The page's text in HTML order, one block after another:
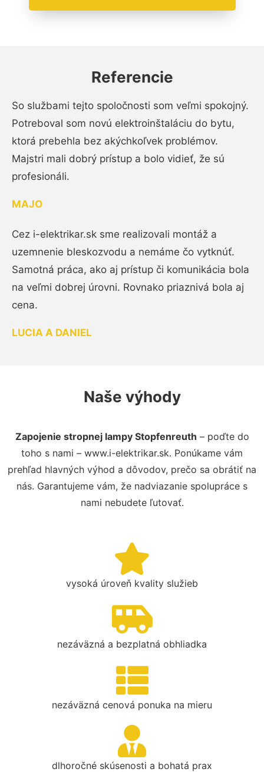
Referencie
So službami tejto spoločnosti som veľmi spokojný.
Potreboval som novú elektroinštaláciu do bytu,
ktorá prebehla bez akýchkoľvek problémov.
Majstri mali dobrý prístup a bolo vidieť, že sú
profesionáli.
MAJO
Cez i-elektrikar.sk sme realizovali montáž a
uzemnenie bleskozvodu a nemáme čo vytknúť.
Samotná práca, ako aj prístup či komunikácia bola
na veľmi dobrej úrovni. Rovnako priaznivá bola aj
cena.
LUCIA A DANIEL
Naše výhody
Zapojenie stropnej lampy Stopfenreuth – poďte do
toho s nami – www.i-elektrikar.sk. Ponúkame vám
prehľad hlavných výhod a dôvodov, prečo sa obrátiť na
nás. Garantujeme vám, že nadviazanie spolupráce s
nami nebudete ľutovať.
vysoká úroveň kvality služieb
nezáväzná a bezplatná obhliadka
nezáväzná cenová ponuka na mieru
dlhoročné skúsenosti a bohatá prax